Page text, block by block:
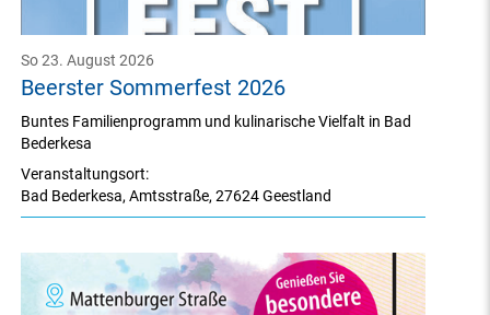
Beerster Sommerfest 2026
So 23. August 2026
Veranstaltungsort:
Bad Bederkesa,Amtsstraße,27624 Geestland
Buntes Familienprogramm und kulinarische Vielfalt in Bad
Bederkesa